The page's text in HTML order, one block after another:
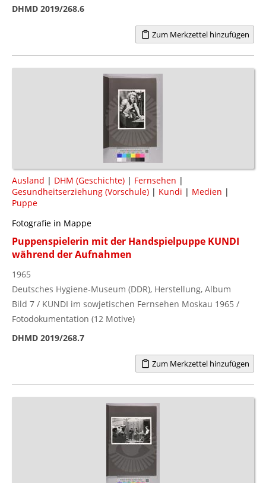
DHMD 2019/268.6
Zum Merkzettel hinzufügen
Ausland | DHM (Geschichte) | Fernsehen |
Gesundheitserziehung (Vorschule) | Kundi | Medien |
Puppe
Fotografie in Mappe
Puppenspielerin mit der Handspielpuppe KUNDI
während der Aufnahmen
1965
Deutsches Hygiene-Museum (DDR), Herstellung, Album
Bild 7 / KUNDI im sowjetischen Fernsehen Moskau 1965 /
Fotodokumentation (12 Motive)
DHMD 2019/268.7
Zum Merkzettel hinzufügen